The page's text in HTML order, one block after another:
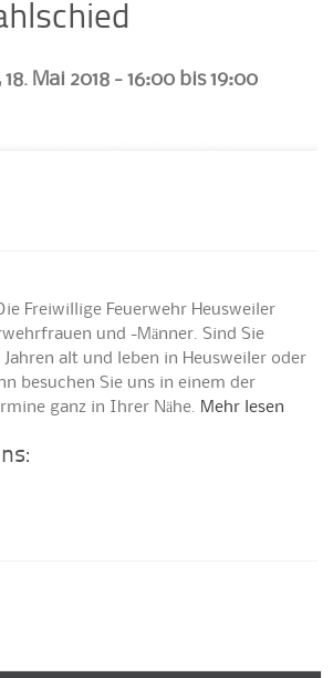
18. Mai 2018 -16:00 bis19:00
Freiwillige Feuerwehr Heusweiler
und -Männer. Sind Sie
Jahren alt und leben in Heusweiler oder
besuchen Sie uns in einem der
ganz in Ihrer Nähe. Mehr lesen